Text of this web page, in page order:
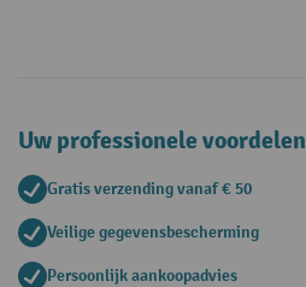
Uw professionele voordelen
Gratis verzending vanaf € 50
Veilige gegevensbescherming
Persoonlijk aankoopadvies